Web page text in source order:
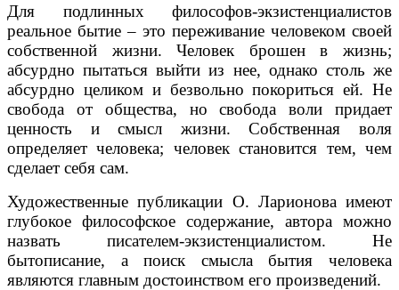
Для подлинных философов-экзистенциалистов
реальное бытие – это переживание человеком своей
собственной жизни. Человек брошен в жизнь;
абсурдно пытаться выйти из нее, однако столь же
абсурдно целиком и безвольно покориться ей. Не
свобода от общества, но свобода воли придает
ценность и смысл жизни. Собственная воля
определяет человека; человек становится тем, чем
сделает себя сам.
Художественные публикации О. Ларионова имеют
глубокое философское содержание, автора можно
назвать писателем-экзистенциалистом. Не
бытописание, а поиск смысла бытия человека
являются главным достоинством его произведений.